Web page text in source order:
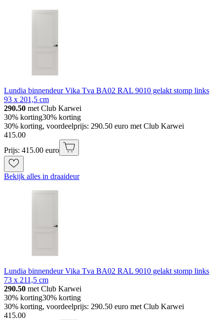
Lundia binnendeur Vika Tva BA02 RAL 9010 gelakt stomp links
93 x 201,5 cm
290.50 met Club Karwei
30% korting30% korting
30% korting, voordeelprijs: 290.50 euro met Club Karwei
415.00
Prijs: 415.00 euro
Bekijk alles in draaideur
Lundia binnendeur Vika Tva BA02 RAL 9010 gelakt stomp links
73 x 211,5 cm
290.50 met Club Karwei
30% korting30% korting
30% korting, voordeelprijs: 290.50 euro met Club Karwei
415.00